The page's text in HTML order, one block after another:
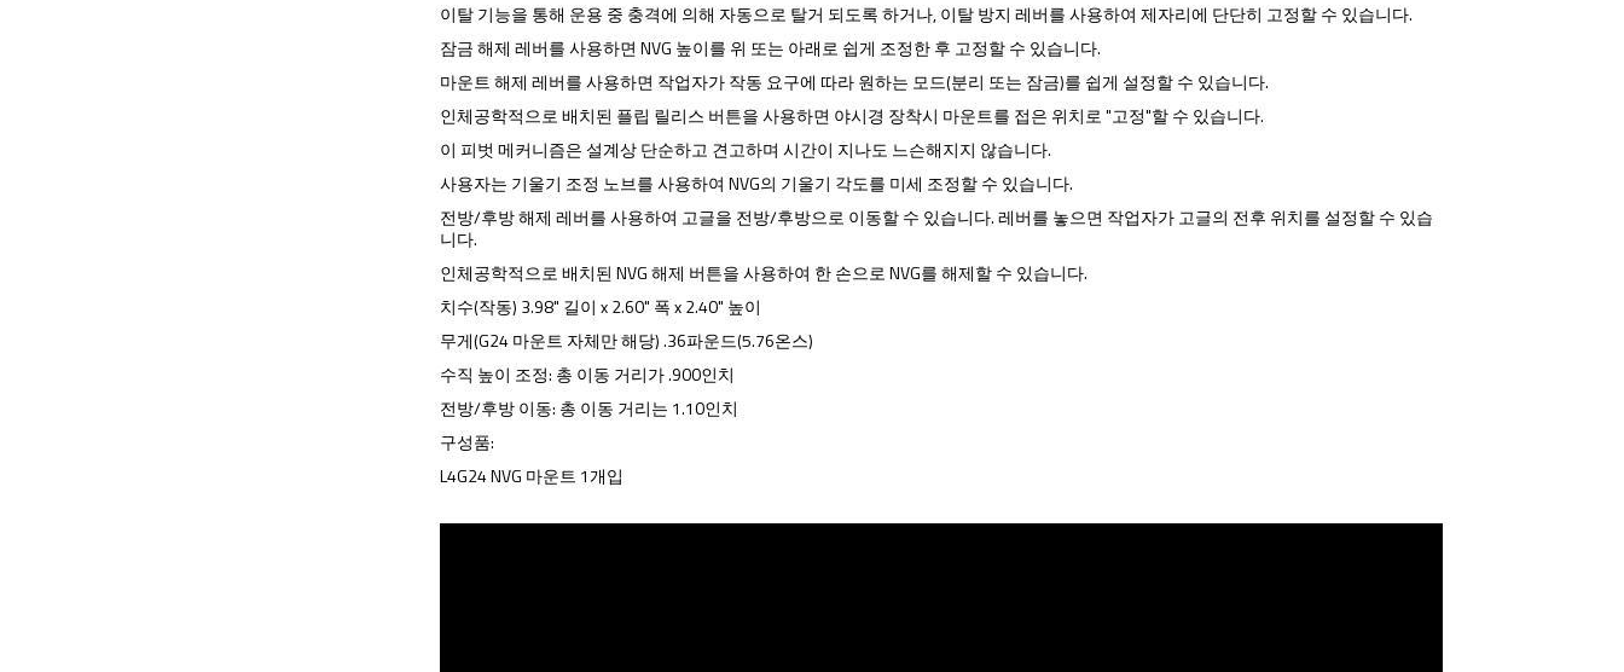
이탈 기능을 통해 운용 중 충격에 의해 자동으로 탈거 되도록 하거나, 이탈 방지 레버를 사용하여 제자리에 단단히 고정할 수 있습니다.
잠금 해제 레버를 사용하면 NVG 높이를 위 또는 아래로 쉽게 조정한 후 고정할 수 있습니다.
마운트 해제 레버를 사용하면 작업자가 작동 요구에 따라 원하는 모드(분리 또는 잠금)를 쉽게 설정할 수 있습니다.
인체공학적으로 배치된 플립 릴리스 버튼을 사용하면 야시경 장착시 마운트를 접은 위치로 "고정"할 수 있습니다.
이 피벗 메커니즘은 설계상 단순하고 견고하며 시간이 지나도 느슨해지지 않습니다.
사용자는 기울기 조정 노브를 사용하여 NVG의 기울기 각도를 미세 조정할 수 있습니다.
전방/후방 해제 레버를 사용하여 고글을 전방/후방으로 이동할 수 있습니다. 레버를 놓으면 작업자가 고글의 전후 위치를 설정할 수 있습
니다.
인체공학적으로 배치된 NVG 해제 버튼을 사용하여 한 손으로 NVG를 해제할 수 있습니다.
치수(작동) 3.98" 길이 x 2.60" 폭 x 2.40" 높이
무게(G24 마운트 자체만 해당) .36파운드(5.76온스)
수직 높이 조정: 총 이동 거리가 .900인치
전방/후방 이동: 총 이동 거리는 1.10인치
구성품:
L4G24 NVG 마운트 1개입